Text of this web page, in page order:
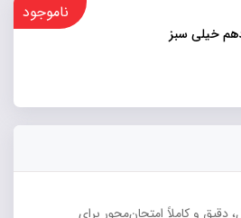
خیلی سبز
ناموجود
دقیق و کاملاً امتحان‌محور برای